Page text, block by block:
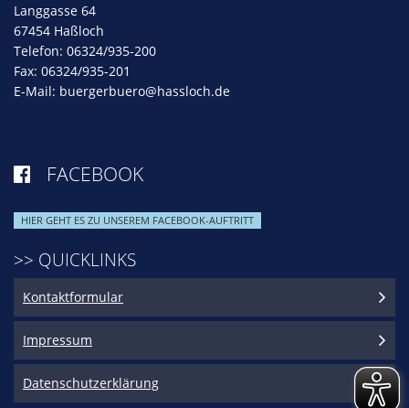
Langgasse 64
67454 Haßloch
Telefon: 06324/935-200
Fax: 06324/935-201
E-Mail: buergerbuero@hassloch.de
 FACEBOOK
HIER GEHT ES ZU UNSEREM FACEBOOK-AUFTRITT
>> QUICKLINKS
Kontaktformular
Impressum
Datenschutzerklärung